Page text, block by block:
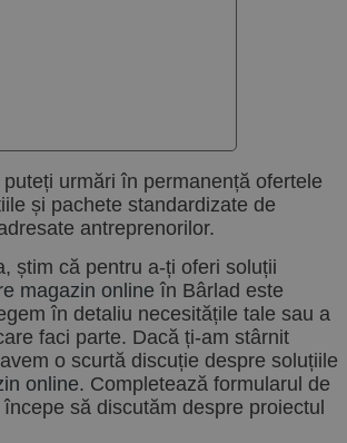
urmări în permanență ofertele
și pachete standardizate de
antreprenorilor.
știm că pentru a-ți oferi soluții
magazin online în Bârlad este
în detaliu necesitățile tale sau a
faci parte. Dacă ți-am stârnit
o scurtă discuție despre soluțiile
online. Completează formularul de
să discutăm despre proiectul